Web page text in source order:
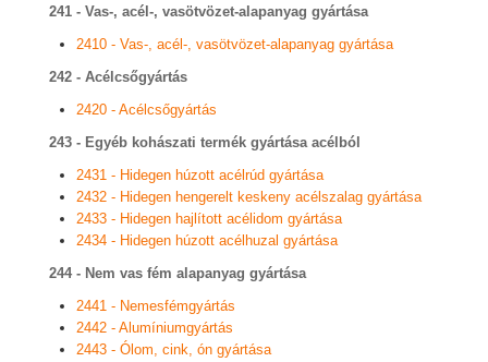
241 - Vas-, acél-, vasötvözet-alapanyag gyártása
2410 - Vas-, acél-, vasötvözet-alapanyag gyártása
242 - Acélcsőgyártás
2420 - Acélcsőgyártás
243 - Egyéb kohászati termék gyártása acélból
2431 - Hidegen húzott acélrúd gyártása
2432 - Hidegen hengerelt keskeny acélszalag gyártása
2433 - Hidegen hajlított acélidom gyártása
2434 - Hidegen húzott acélhuzal gyártása
244 - Nem vas fém alapanyag gyártása
2441 - Nemesfémgyártás
2442 - Alumíniumgyártás
2443 - Ólom, cink, ón gyártása